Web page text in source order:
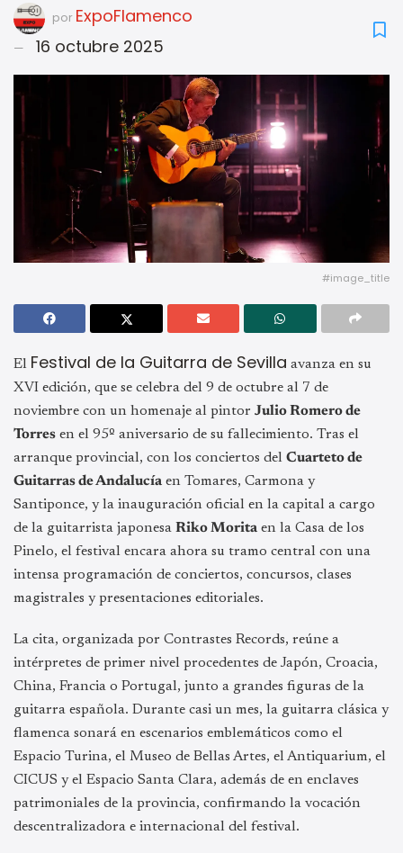
por ExpoFlamenco
16 octubre 2025
#image_title
El Festival de la Guitarra de Sevilla avanza en su
XVI edición, que se celebra del 9 de octubre al 7 de
noviembre con un homenaje al pintor Julio Romero de
Torres en el 95º aniversario de su fallecimiento. Tras el
arranque provincial, con los conciertos del Cuarteto de
Guitarras de Andalucía en Tomares, Carmona y
Santiponce, y la inauguración oficial en la capital a cargo
de la guitarrista japonesa Riko Morita en la Casa de los
Pinelo, el festival encara ahora su tramo central con una
intensa programación de conciertos, concursos, clases
magistrales y presentaciones editoriales.
La cita, organizada por Contrastes Records, reúne a
intérpretes de primer nivel procedentes de Japón, Croacia,
China, Francia o Portugal, junto a grandes figuras de la
guitarra española. Durante casi un mes, la guitarra clásica y
flamenca sonará en escenarios emblemáticos como el
Espacio Turina, el Museo de Bellas Artes, el Antiquarium, el
CICUS y el Espacio Santa Clara, además de en enclaves
patrimoniales de la provincia, confirmando la vocación
descentralizadora e internacional del festival.